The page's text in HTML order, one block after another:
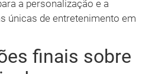
a personalização e a
únicas de entretenimento em
finais sobre